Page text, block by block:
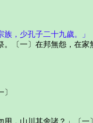
，少孔子二十九歲。」
〔一〕在邦無怨，在家
，山川其舍諸？」〔一〕